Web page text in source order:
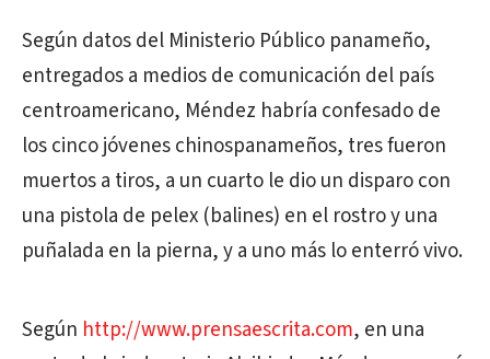
Según datos del Ministerio Público panameño,
entregados a medios de comunicación del país
centroamericano, Méndez habría confesado de
los cinco jóvenes chinospanameños, tres fueron
muertos a tiros, a un cuarto le dio un disparo con
una pistola de pelex (balines) en el rostro y una
puñalada en la pierna, y a uno más lo enterró vivo.
Según http://www.prensaescrita.com, en una